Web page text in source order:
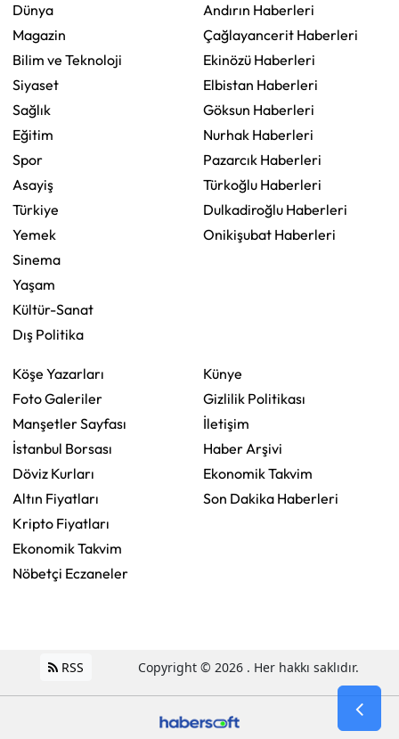
Dünya
Magazin
Bilim ve Teknoloji
Siyaset
Sağlık
Eğitim
Spor
Asayiş
Türkiye
Yemek
Sinema
Yaşam
Kültür-Sanat
Dış Politika
Andırın Haberleri
Çağlayancerit Haberleri
Ekinözü Haberleri
Elbistan Haberleri
Göksun Haberleri
Nurhak Haberleri
Pazarcık Haberleri
Türkoğlu Haberleri
Dulkadiroğlu Haberleri
Onikişubat Haberleri
Köşe Yazarları
Foto Galeriler
Manşetler Sayfası
İstanbul Borsası
Döviz Kurları
Altın Fiyatları
Kripto Fiyatları
Ekonomik Takvim
Nöbetçi Eczaneler
Künye
Gizlilik Politikası
İletişim
Haber Arşivi
Ekonomik Takvim
Son Dakika Haberleri
RSS Copyright © 2026 . Her hakkı saklıdır.